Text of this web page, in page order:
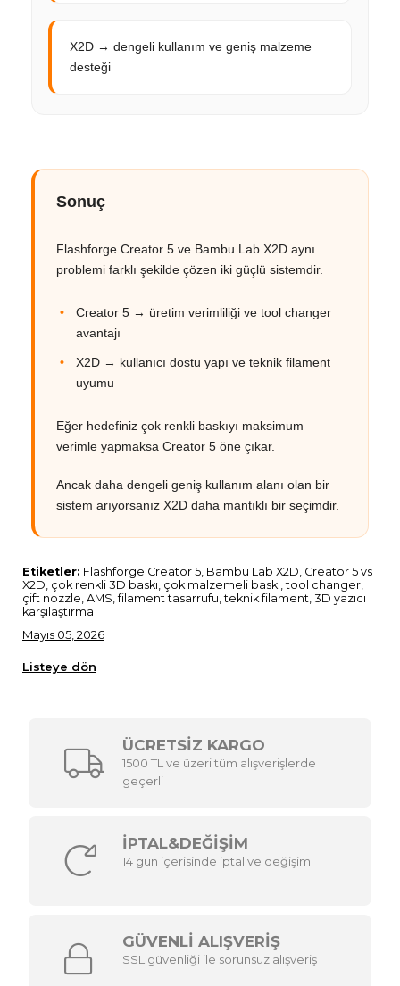
X2D → dengeli kullanım ve geniş malzeme
desteği
Sonuç
Flashforge Creator 5 ve Bambu Lab X2D aynı
problemi farklı şekilde çözen iki güçlü sistemdir.
Creator 5 → üretim verimliliği ve tool changer
avantajı
X2D → kullanıcı dostu yapı ve teknik filament
uyumu
Eğer hedefiniz çok renkli baskıyı maksimum
verimle yapmaksa Creator 5 öne çıkar.
Ancak daha dengeli geniş kullanım alanı olan bir
sistem arıyorsanız X2D daha mantıklı bir seçimdir.
Etiketler: Flashforge Creator 5, Bambu Lab X2D, Creator 5 vs
X2D, çok renkli 3D baskı, çok malzemeli baskı, tool changer,
çift nozzle, AMS, filament tasarrufu, teknik filament, 3D yazıcı
karşılaştırma
Mayıs 05, 2026
Listeye dön
ÜCRETSİZ KARGO
1500 TL ve üzeri tüm alışverişlerde
geçerli
İPTAL&DEĞİŞİM
14 gün içerisinde iptal ve değişim
GÜVENLİ ALIŞVERİŞ
SSL güvenliği ile sorunsuz alışveriş